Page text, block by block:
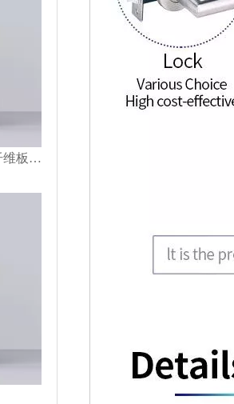
面板设计三聚氰胺中密度纤维板模压门